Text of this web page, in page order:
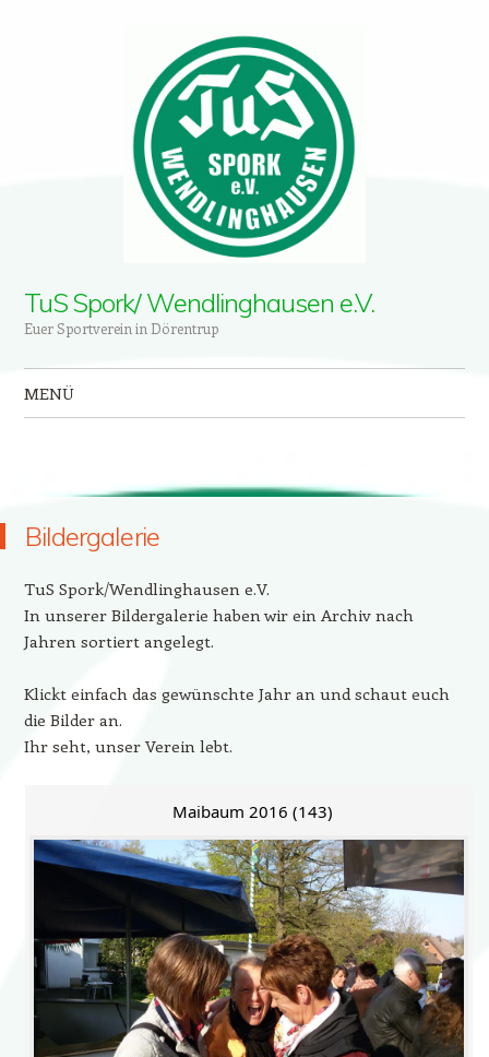
TuS Spork/ Wendlinghausen e.V.
Euer Sportverein in Dörentrup
MENÜ
Bildergalerie
TuS Spork/Wendlinghausen e.V.
In unserer Bildergalerie haben wir ein Archiv nach
Jahren sortiert angelegt.
Klickt einfach das gewünschte Jahr an und schaut euch
die Bilder an.
Ihr seht, unser Verein lebt.
Maibaum 2016 (143)